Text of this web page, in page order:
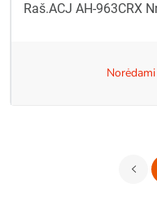
Raš.ACJ AH-963CRX